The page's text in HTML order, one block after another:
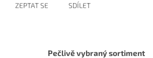
ZEPTAT SE SDÍLET
Pečlivě vybraný sortiment